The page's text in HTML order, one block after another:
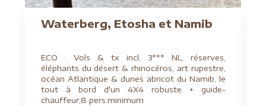
Waterberg, Etosha et Namib
ECO : Vols & tx incl, 3*** NL, réserves,
éléphants du désert & rhinocéros, art rupestre,
océan Atlantique & dunes abricot du Namib, le
tout à bord d'un 4X4 robuste + guide-
chauffeur,8 pers.minimum